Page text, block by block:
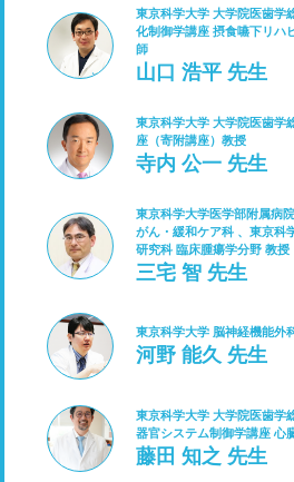
東京科学大学 大学院医歯学
化制御学講座 摂食嚥下リハ
師
山口 浩平 先生
東京科学大学 大学院医歯学
座（寄附講座）教授
寺内 公一 先生
東京科学大学医学部附属
がん・緩和ケア科 、東京科
研究科 臨床腫瘍学分野 教授
三宅 智 先生
東京科学大学 脳神経機能外
河野 能久 先生
東京科学大学 大学院医歯学
器官システム制御学講座 心
藤田 知之 先生